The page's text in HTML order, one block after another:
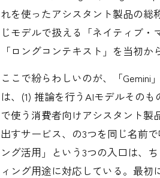
れを使ったアシスタント製品の総
じモデルで扱える「ネイティブ
「ロングコンテキスト」を当初か
ここで紛らわしいのが、「
は、(1) 推論を行うAIモデルそのも
で使う消費者向けアシスタント製
出すサービス、の3つを同じ名前
ング活用」という3つの入口は、
ィング用途に対応している。最